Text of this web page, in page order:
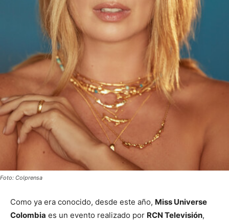
Foto: Colprensa
Como ya era conocido, desde este año, Miss Universe
Colombia es un evento realizado por RCN Televisión,